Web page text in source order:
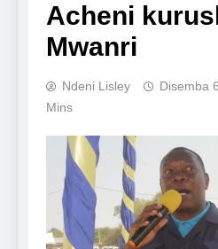
Acheni
Mwanri
Ndeni Lisley Disemba
Mins